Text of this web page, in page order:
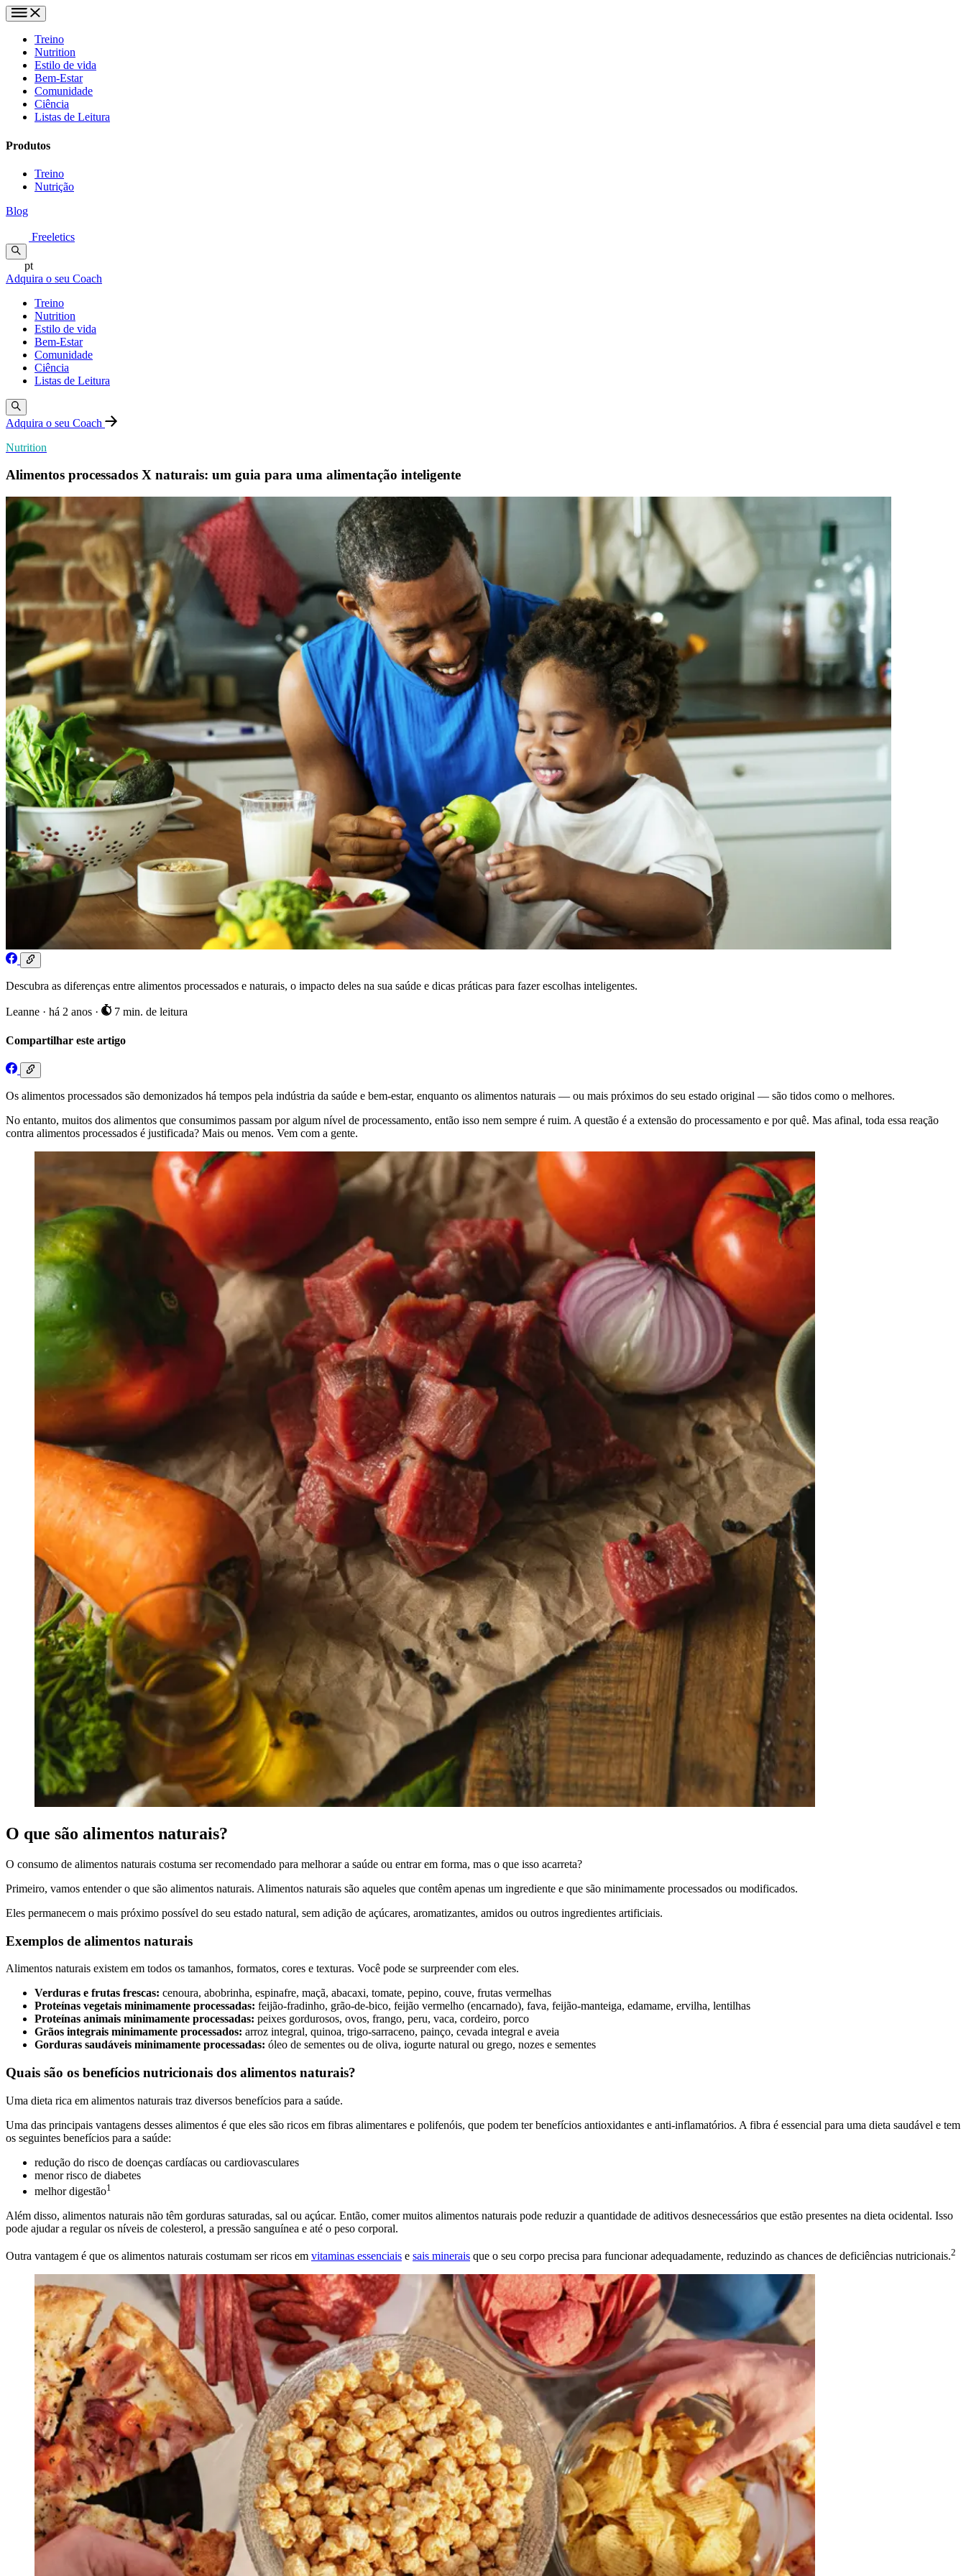
Treino
Nutrition
Estilo de vida
Bem-Estar
Comunidade
Ciência
Listas de Leitura
Produtos
Treino
Nutrição
Blog
Freeletics
pt
Adquira o seu Coach
Treino
Nutrition
Estilo de vida
Bem-Estar
Comunidade
Ciência
Listas de Leitura
Adquira o seu Coach
Nutrition
Alimentos processados X naturais: um guia para uma alimentação inteligente
Descubra as diferenças entre alimentos processados e naturais, o impacto deles na sua saúde e dicas práticas para fazer escolhas inteligentes.
Leanne · há 2 anos · 7 min. de leitura
Compartilhar este artigo
Os alimentos processados são demonizados há tempos pela indústria da saúde e bem-estar, enquanto os alimentos naturais — ou mais próximos do seu estado original — são tidos como o melhores.
No entanto, muitos dos alimentos que consumimos passam por algum nível de processamento, então isso nem sempre é ruim. A questão é a extensão do processamento e por quê. Mas afinal, toda essa reação
contra alimentos processados é justificada? Mais ou menos. Vem com a gente.
O que são alimentos naturais?
O consumo de alimentos naturais costuma ser recomendado para melhorar a saúde ou entrar em forma, mas o que isso acarreta?
Primeiro, vamos entender o que são alimentos naturais. Alimentos naturais são aqueles que contêm apenas um ingrediente e que são minimamente processados ou modificados.
Eles permanecem o mais próximo possível do seu estado natural, sem adição de açúcares, aromatizantes, amidos ou outros ingredientes artificiais.
Exemplos de alimentos naturais
Alimentos naturais existem em todos os tamanhos, formatos, cores e texturas. Você pode se surpreender com eles.
Verduras e frutas frescas: cenoura, abobrinha, espinafre, maçã, abacaxi, tomate, pepino, couve, frutas vermelhas
Proteínas vegetais minimamente processadas: feijão-fradinho, grão-de-bico, feijão vermelho (encarnado), fava, feijão-manteiga, edamame, ervilha, lentilhas
Proteínas animais minimamente processadas: peixes gordurosos, ovos, frango, peru, vaca, cordeiro, porco
Grãos integrais minimamente processados: arroz integral, quinoa, trigo-sarraceno, painço, cevada integral e aveia
Gorduras saudáveis minimamente processadas: óleo de sementes ou de oliva, iogurte natural ou grego, nozes e sementes
Quais são os benefícios nutricionais dos alimentos naturais?
Uma dieta rica em alimentos naturais traz diversos benefícios para a saúde.
Uma das principais vantagens desses alimentos é que eles são ricos em fibras alimentares e polifenóis, que podem ter benefícios antioxidantes e anti-inflamatórios. A fibra é essencial para uma dieta saudável e tem
os seguintes benefícios para a saúde:
redução do risco de doenças cardíacas ou cardiovasculares
menor risco de diabetes
melhor digestão1
Além disso, alimentos naturais não têm gorduras saturadas, sal ou açúcar. Então, comer muitos alimentos naturais pode reduzir a quantidade de aditivos desnecessários que estão presentes na dieta ocidental. Isso
pode ajudar a regular os níveis de colesterol, a pressão sanguínea e até o peso corporal.
Outra vantagem é que os alimentos naturais costumam ser ricos em vitaminas essenciais e sais minerais que o seu corpo precisa para funcionar adequadamente, reduzindo as chances de deficiências nutricionais.2